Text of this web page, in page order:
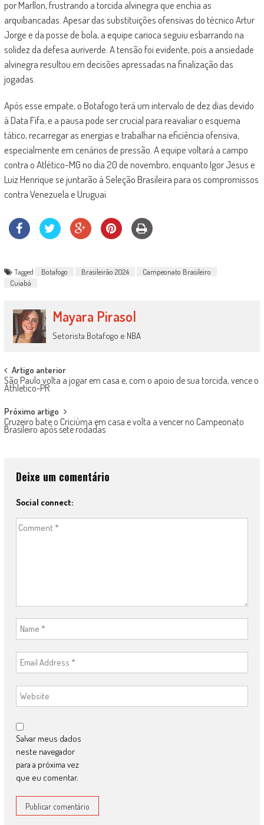
por Marllon, frustrando a torcida alvinegra que enchia as
arquibancadas. Apesar das substituições ofensivas do técnico Artur
Jorge e da posse de bola, a equipe carioca seguiu esbarrando na
solidez da defesa auriverde. A tensão foi evidente, pois a ansiedade
alvinegra resultou em decisões apressadas na finalização das
jogadas.
Após esse empate, o Botafogo terá um intervalo de dez dias devido
à Data Fifa, e a pausa pode ser crucial para reavaliar o esquema
tático, recarregar as energias e trabalhar na eficiência ofensiva,
especialmente em cenários de pressão. A equipe voltará a campo
contra o Atlético-MG no dia 20 de novembro, enquanto Igor Jesus e
Luiz Henrique se juntarão à Seleção Brasileira para os compromissos
contra Venezuela e Uruguai.
Tagged Botafogo Brasileirão 2024
Campeonato Brasileiro
Cuiabá
Mayara Pirasol
Setorista Botafogo e NBA
Post
navigation
Artigo anterior
São Paulo volta a jogar em casa e, com o apoio de sua torcida, vence o
Athletico-PR
Próximo artigo
Cruzeiro bate o Criciúma em casa e volta a vencer no Campeonato
Brasileiro após sete rodadas
Deixe um comentário
Social connect:
Salvar meus dados
neste navegador
para a próxima vez
que eu comentar.